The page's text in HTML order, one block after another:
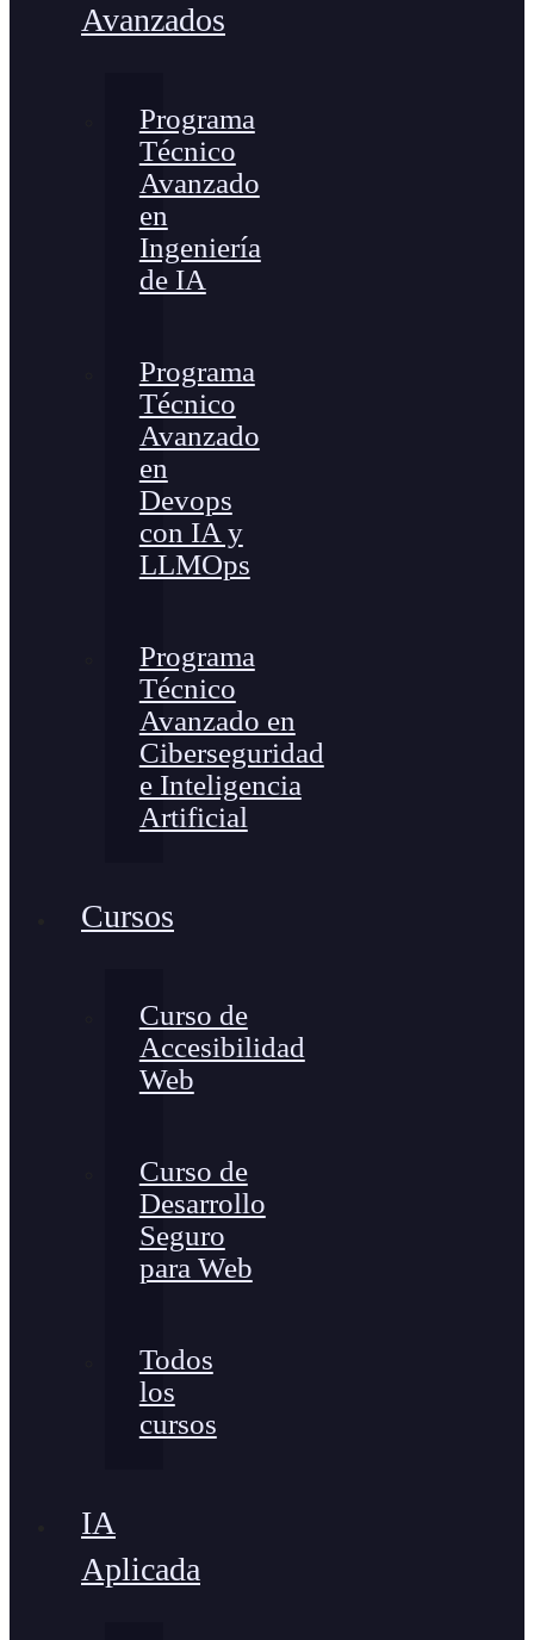
Avanzados
Programa
Técnico
Avanzado
en
Ingeniería
de IA
Programa
Técnico
Avanzado
en
Devops
con IA y
LLMOps
Programa
Técnico
Avanzado en
Ciberseguridad
e Inteligencia
Artificial
Cursos
Curso de
Accesibilidad
Web
Curso de
Desarrollo
Seguro
para Web
Todos
los
cursos
IA
Aplicada